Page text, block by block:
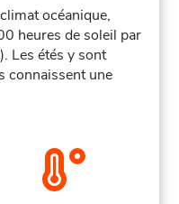
océanique,
heures de soleil par
Les étés y sont
connaissent une